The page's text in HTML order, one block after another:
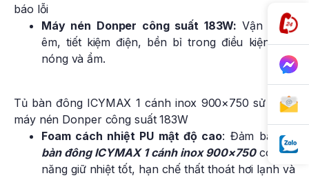
báo lỗi
Máy nén Donper công suất 183W: Vận hành
êm, tiết kiệm điện, bền bỉ trong điều kiện bếp
nóng và ẩm.
Tủ bàn đông ICYMAX 1 cánh inox 900×750 sử dụng
máy nén Donper công suất 183W
Foam cách nhiệt PU mật độ cao: Đảm bảotủ
bàn đông ICYMAX 1 cánh inox 900×750có khả
năng giữ nhiệt tốt, hạn chế thất thoát hơi lạnh và